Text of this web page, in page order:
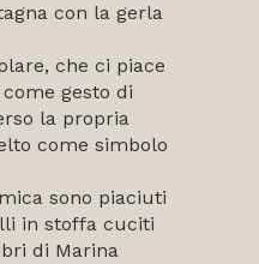
con la gerla
che ci piace
gesto di
la propria
come simbolo
sono piaciuti
in stoffa cuciti
di Marina